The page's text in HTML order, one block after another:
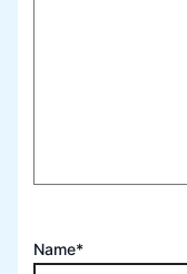
Name*